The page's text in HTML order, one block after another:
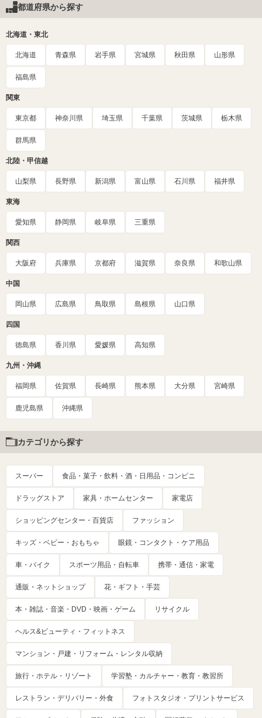
都道府県から探す
北海道・東北
北海道 青森県 岩手県 宮城県 秋田県 山形県
福島県
関東
東京都 神奈川県 埼玉県 千葉県 茨城県 栃木県
群馬県
北陸・甲信越
山梨県 長野県 新潟県 富山県 石川県 福井県
東海
愛知県 静岡県 岐阜県 三重県
関西
大阪府 兵庫県 京都府 滋賀県 奈良県 和歌山県
中国
岡山県 広島県 鳥取県 島根県 山口県
四国
徳島県 香川県 愛媛県 高知県
九州・沖縄
福岡県 佐賀県 長崎県 熊本県 大分県 宮崎県
鹿児島県 沖縄県
カテゴリから探す
スーパー 食品・菓子・飲料・酒・日用品・コンビニ
ドラッグストア 家具・ホームセンター 家電店
ショッピングセンター・百貨店 ファッション
キッズ・ベビー・おもちゃ 眼鏡・コンタクト・ケア用品
車・バイク スポーツ用品・自転車 携帯・通信・家電
通販・ネットショップ 花・ギフト・手芸
本・雑誌・音楽・DVD・映画・ゲーム リサイクル
ヘルス&ビューティ・フィットネス
マンション・戸建・リフォーム・レンタル収納
旅行・ホテル・リゾート 学習塾・カルチャー・教育・教習所
レストラン・デリバリー・外食 フォトスタジオ・プリントサービス